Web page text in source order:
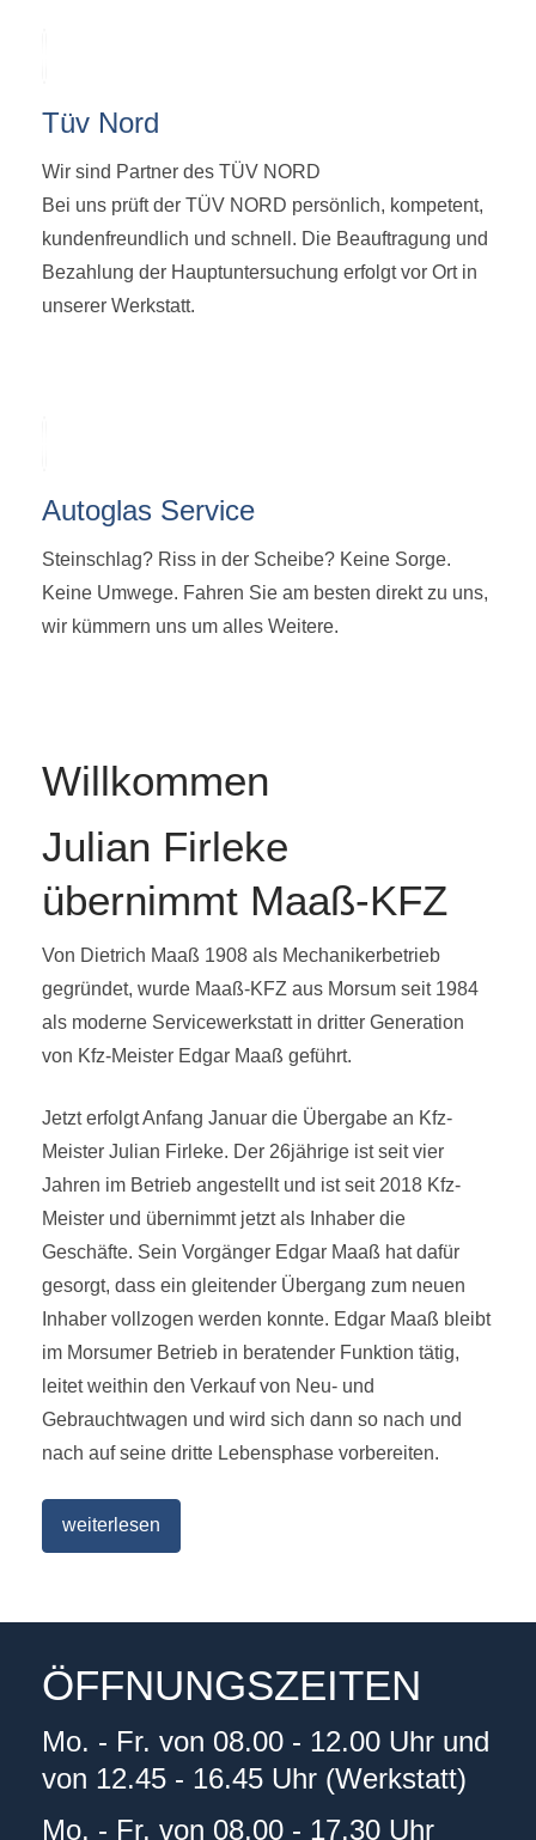
Tüv Nord
Wir sind Partner des TÜV NORD
Bei uns prüft der TÜV NORD persönlich, kompetent,
kundenfreundlich und schnell. Die Beauftragung und
Bezahlung der Hauptuntersuchung erfolgt vor Ort in
unserer Werkstatt.
Autoglas Service
Steinschlag? Riss in der Scheibe? Keine Sorge.
Keine Umwege. Fahren Sie am besten direkt zu uns,
wir kümmern uns um alles Weitere.
Willkommen
Julian Firleke
übernimmt Maaß-KFZ
Von Dietrich Maaß 1908 als Mechanikerbetrieb
gegründet, wurde Maaß-KFZ aus Morsum seit 1984
als moderne Servicewerkstatt in dritter Generation
von Kfz-Meister Edgar Maaß geführt.
Jetzt erfolgt Anfang Januar die Übergabe an Kfz-
Meister Julian Firleke. Der 26jährige ist seit vier
Jahren im Betrieb angestellt und ist seit 2018 Kfz-
Meister und übernimmt jetzt als Inhaber die
Geschäfte. Sein Vorgänger Edgar Maaß hat dafür
gesorgt, dass ein gleitender Übergang zum neuen
Inhaber vollzogen werden konnte. Edgar Maaß bleibt
im Morsumer Betrieb in beratender Funktion tätig,
leitet weithin den Verkauf von Neu- und
Gebrauchtwagen und wird sich dann so nach und
nach auf seine dritte Lebensphase vorbereiten.
weiterlesen
ÖFFNUNGSZEITEN
Mo. - Fr. von 08.00 - 12.00 Uhr und
von 12.45 - 16.45 Uhr (Werkstatt)
Mo. - Fr. von 08.00 - 17.30 Uhr